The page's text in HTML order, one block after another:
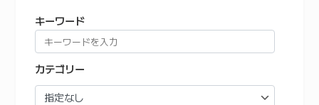
キーワード
カテゴリー